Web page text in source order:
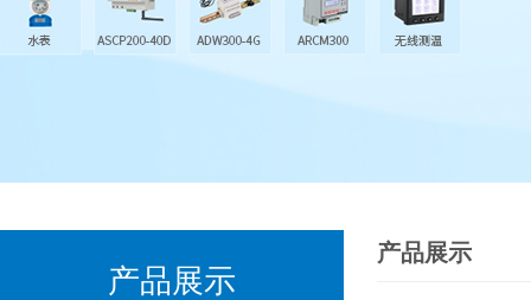
产品展示
产品展示